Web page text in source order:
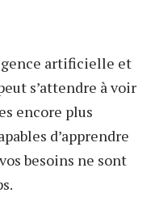
artificielle et
s’attendre à voir
encore plus
d’apprendre
besoins ne sont